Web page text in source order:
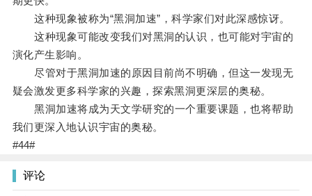
这种现象被称为“黑洞加速”，科学家们对此深感惊讶。
这种现象可能改变我们对黑洞的认识，也可能对宇宙的
演化产生影响。
尽管对于黑洞加速的原因目前尚不明确，但这一发现无
疑会激发更多科学家的兴趣，探索黑洞更深层的奥秘。
黑洞加速将成为天文学研究的一个重要课题，也将帮助
我们更深入地认识宇宙的奥秘。
#44#
评论